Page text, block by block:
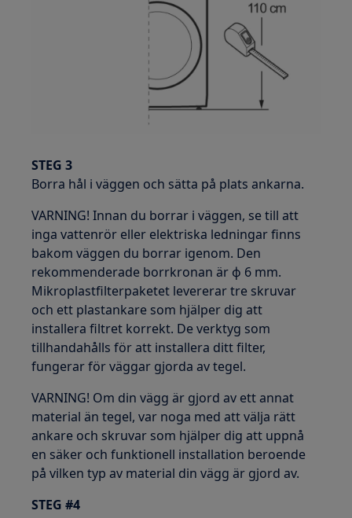
STEG 3
Borra hål i väggen och sätta på plats ankarna.
VARNING! Innan du borrar i väggen, se till att
inga vattenrör eller elektriska ledningar finns
bakom väggen du borrar igenom. Den
rekommenderade borrkronan är ф 6 mm.
Mikroplastfilterpaketet levererar tre skruvar
och ett plastankare som hjälper dig att
installera filtret korrekt. De verktyg som
tillhandahålls för att installera ditt filter,
fungerar för väggar gjorda av tegel.
VARNING! Om din vägg är gjord av ett annat
material än tegel, var noga med att välja rätt
ankare och skruvar som hjälper dig att uppnå
en säker och funktionell installation beroende
på vilken typ av material din vägg är gjord av.
STEG #4